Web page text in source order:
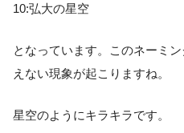
10:弘大の星空
となっています。このネーミ
えない現象が起こりますね。
星空のようにキラキラです。